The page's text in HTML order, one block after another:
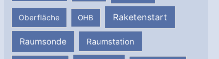
Oberfläche OHB Raketenstart
Raumsonde Raumstation